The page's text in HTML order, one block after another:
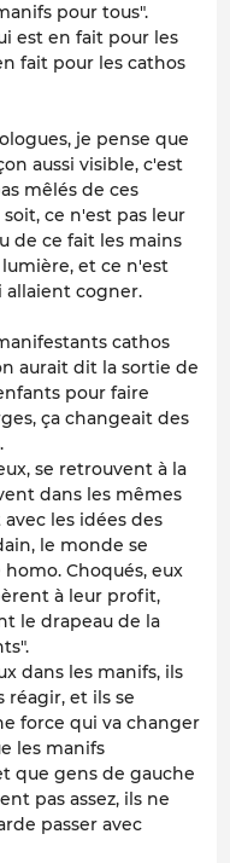
pour tous".
est en fait pour les
fait pour les cathos
je pense que
aussi visible, c'est
mêlés de ces
ce n'est pas leur
de ce fait les mains
et ce n'est
allaient cogner.
cathos
aurait dit la sortie de
pour faire
ça changeait des
se retrouvent à la
dans les mêmes
les idées des
le monde se
Choqués, eux
à leur profit,
le drapeau de la
dans les manifs, ils
réagir, et ils se
force qui va changer
les manifs
que gens de gauche
pas assez, ils ne
passer avec